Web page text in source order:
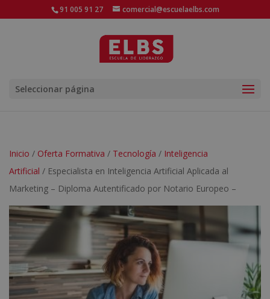
91 005 91 27 comercial@escuelaelbs.com
Seleccionar página
Inicio / Oferta Formativa / Tecnología / Inteligencia
Artificial / Especialista en Inteligencia Artificial Aplicada al
Marketing – Diploma Autentificado por Notario Europeo –